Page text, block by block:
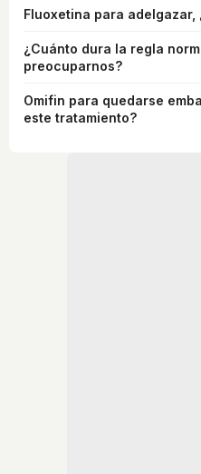
Fluoxetina para adelgazar,
¿Cuánto dura la regla
preocuparnos?
Omifin para quedarse
este tratamiento?